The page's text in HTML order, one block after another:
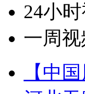
24小
一周
【中